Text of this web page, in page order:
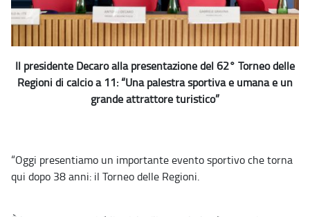
Il presidente Decaro alla presentazione del 62° Torneo delle
Regioni di calcio a 11: “Una palestra sportiva e umana e un
grande attrattore turistico”
“Oggi presentiamo un importante evento sportivo che torna
qui dopo 38 anni: il Torneo delle Regioni.